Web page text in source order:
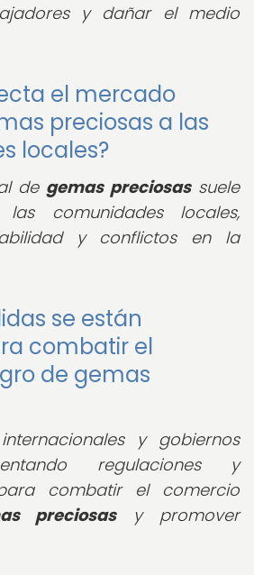
y dañar el medio
el mercado
preciosas a las
locales?
de gemas preciosassuele
comunidades locales,
y conflictos en la
se están
combatir el
de gemas
y gobiernos
regulaciones y
combatir el comercio
preciosasy promover